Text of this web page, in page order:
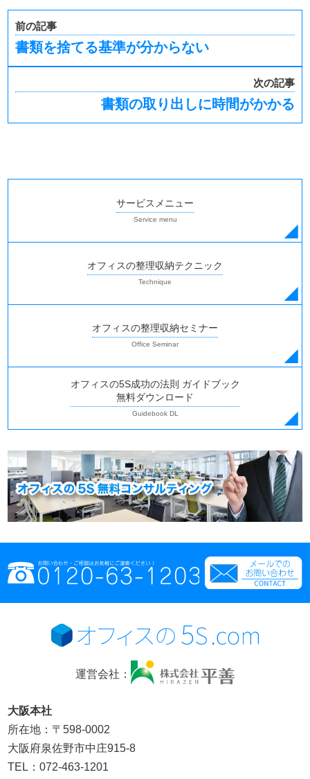
前の記事
書類を捨てる基準が分からない
次の記事
書類の取り出しに時間がかかる
サービスメニュー
オフィスの整理収納テクニック
オフィスの整理収納セミナー
オフィスの5S成功の法則 ガイドブック
無料ダウンロード
運営会社：
大阪本社
所在地：〒598-0002
大阪府泉佐野市中庄915-8
TEL：072-463-1201